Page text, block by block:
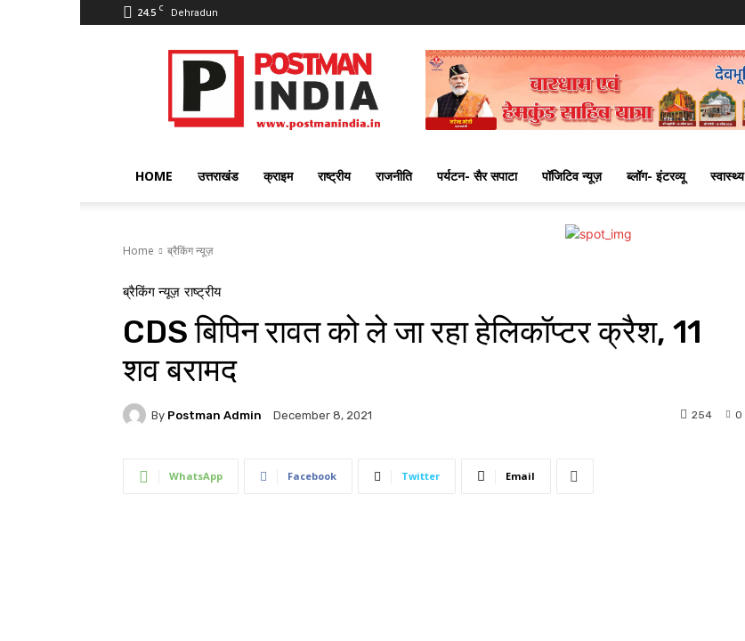
24.5 C Dehradun
PostmanIndia
HOME उत्तराखंड क्राइम राष्ट्रीय राजनीति पर्यटन- सैर सपाटा पॉजिटिव न्यूज़ ब्लॉग- इंटरव्यू स्वास्थ्य
Home ब्रैकिंग न्यूज़
ब्रैकिंग न्यूज़ राष्ट्रीय
CDS बिपिन रावत को ले जा रहा हेलिकॉप्टर क्रैश, 11
शव बरामद
By Postman Admin December 8, 2021 0
254
WhatsApp Facebook Twitter Email